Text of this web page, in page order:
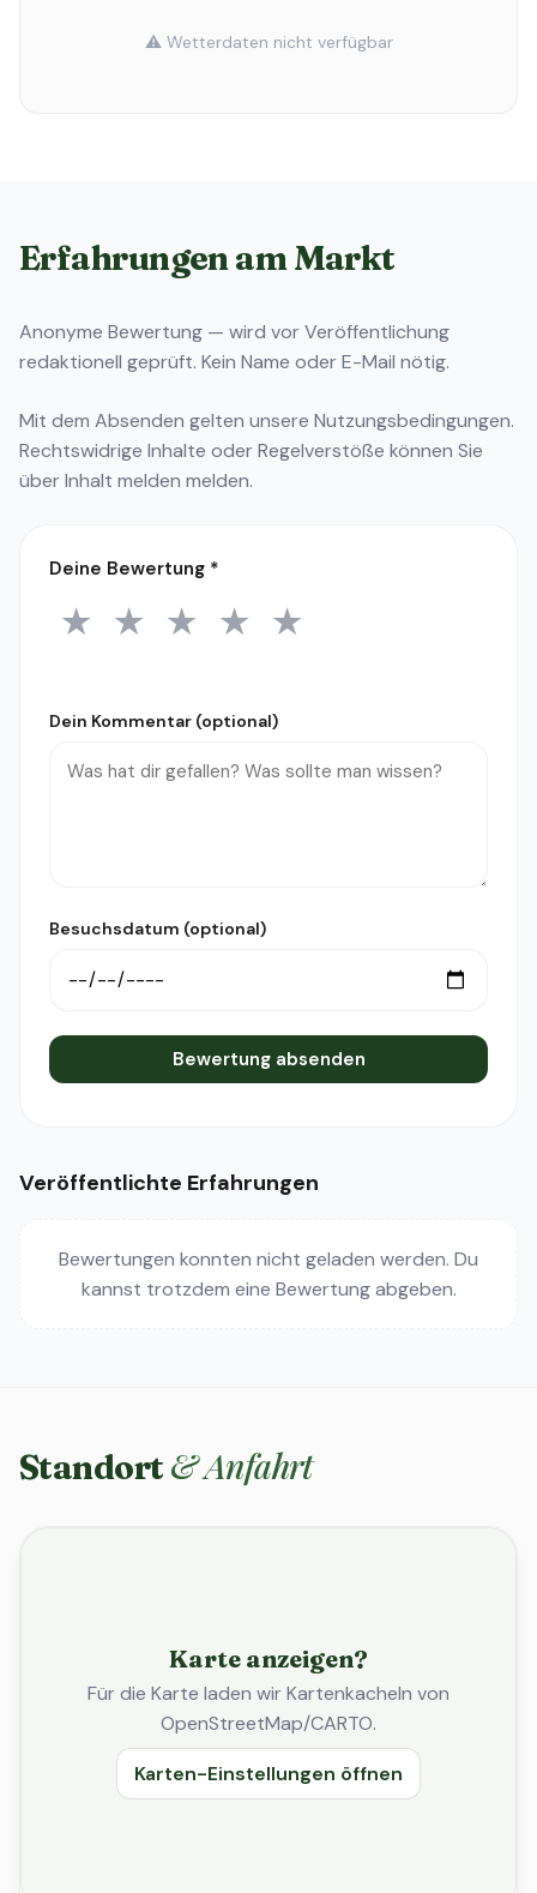
⚠️ Wetterdaten nicht verfügbar
Erfahrungen am Markt
Anonyme Bewertung — wird vor Veröffentlichung
redaktionell geprüft. Kein Name oder E-Mail nötig.
Mit dem Absenden gelten unsere Nutzungsbedingungen.
Rechtswidrige Inhalte oder Regelverstöße können Sie
überInhalt melden melden.
Deine Bewertung *
1 Stern
★ 2 Sterne
★ 3 Sterne
★ 4 Sterne
★ 5 Sterne
★
Dein Kommentar (optional)
Besuchsdatum (optional)
Bewertung absenden
Veröffentlichte Erfahrungen
Bewertungen konnten nicht geladen werden. Du
kannst trotzdem eine Bewertung abgeben.
Standort & Anfahrt
Karte anzeigen?
Für die Karte laden wir Kartenkacheln von
OpenStreetMap/CARTO.
Karten-Einstellungen öffnen